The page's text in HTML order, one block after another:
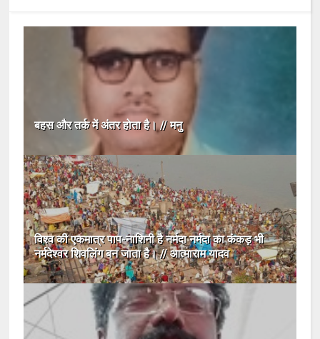
बहस और तर्क में अंतर होता है। // मनु
विश्व की एकमात्र पाप-नाशिनी है नर्मदा नर्मदा का कंकड़ भी
नर्मदेश्वर शिवलिंग बन जाता है। // आत्माराम यादव